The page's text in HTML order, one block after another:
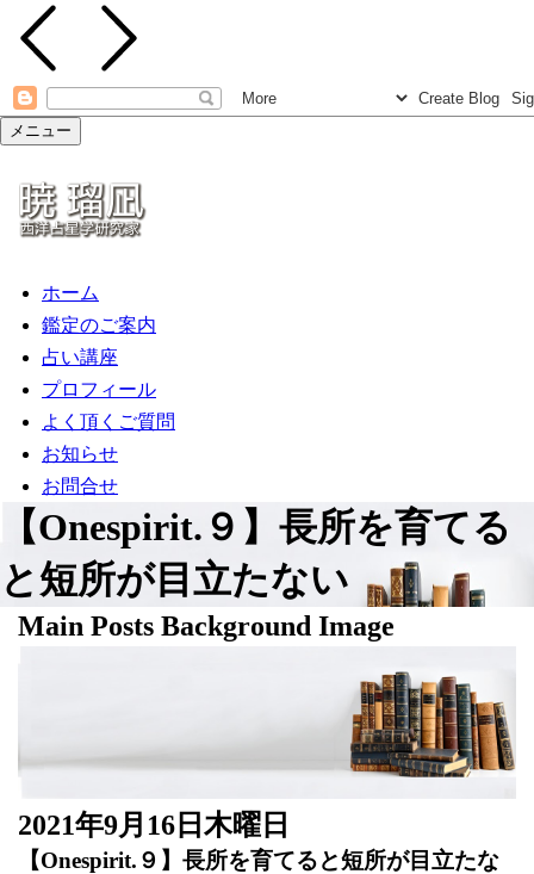
メニュー
ホーム
鑑定のご案内
占い講座
プロフィール
よく頂くご質問
お知らせ
お問合せ
【Onespirit.９】長所を育てる
と短所が目立たない
Main Posts Background Image
2021年9月16日木曜日
【Onespirit.９】長所を育てると短所が目立たな